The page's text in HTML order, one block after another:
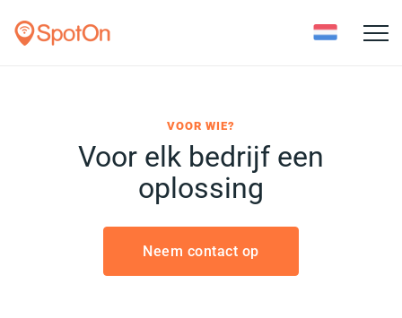
Toggle
VOOR WIE?
Voor elk bedrijf een
oplossing
Neem contact op